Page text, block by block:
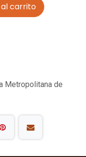
carrito
Metropolitana de